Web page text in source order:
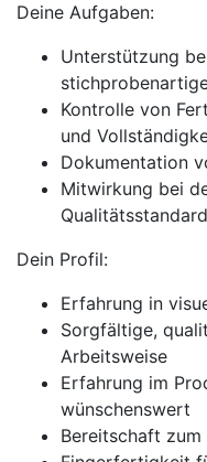
Deine Aufgaben:
Unterstützung
Kontrolle von
und
Dokumentation
Mitwirkung bei
Dein Profil:
Erfahrung in
Sorgfältige,
Arbeitsweise
Erfahrung im
wünschenswert
Bereitschaft